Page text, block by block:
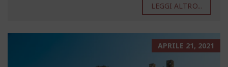
LEGGI ALTRO...
APRILE 21, 2021